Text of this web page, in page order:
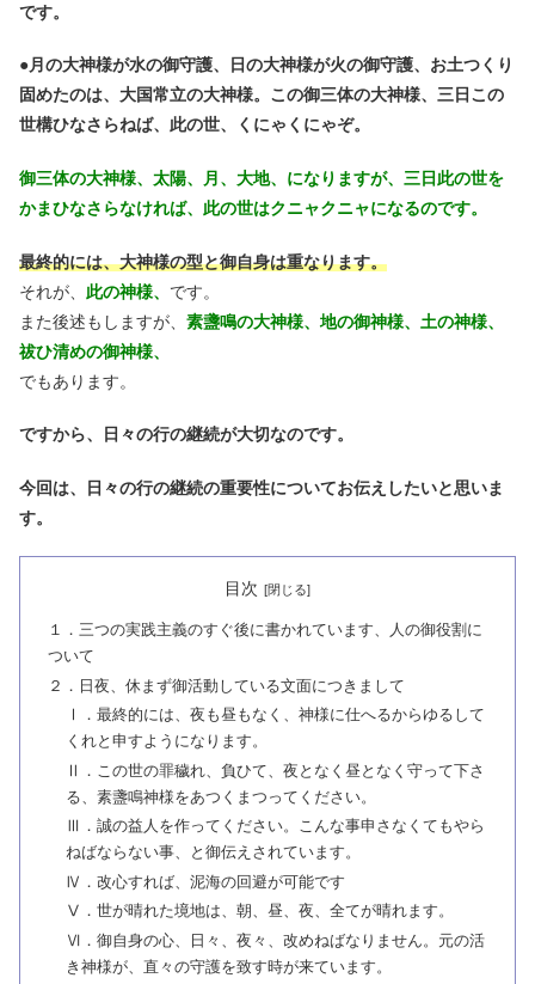
です。
●月の大神様が水の御守護、日の大神様が火の御守護、お土つくり
固めたのは、大国常立の大神様。この御三体の大神様、三日この
世構ひなさらねば、此の世、くにゃくにゃぞ。
御三体の大神様、太陽、月、大地、になりますが、三日此の世を
かまひなさらなければ、此の世はクニャクニャになるのです。
最終的には、大神様の型と御自身は重なります。
それが、 此の神様、 です。
また後述もしますが、 素盞鳴の大神様、地の御神様、土の神様、
祓ひ清めの御神様、
でもあります。
ですから、日々の行の継続が大切なのです。
今回は、日々の行の継続の重要性についてお伝えしたいと思いま
す。
目次
１．三つの実践主義のすぐ後に書かれています、人の御役割に
ついて
２．日夜、休まず御活動している文面につきまして
Ⅰ．最終的には、夜も昼もなく、神様に仕へるからゆるして
くれと申すようになります。
Ⅱ．この世の罪穢れ、負ひて、夜となく昼となく守って下さ
る、素盞鳴神様をあつくまつってください。
Ⅲ．誠の益人を作ってください。こんな事申さなくてもやら
ねばならない事、と御伝えされています。
Ⅳ．改心すれば、泥海の回避が可能です
Ⅴ．世が晴れた境地は、朝、昼、夜、全てが晴れます。
Ⅵ．御自身の心、日々、夜々、改めねばなりません。元の活
き神様が、直々の守護を致す時が来ています。